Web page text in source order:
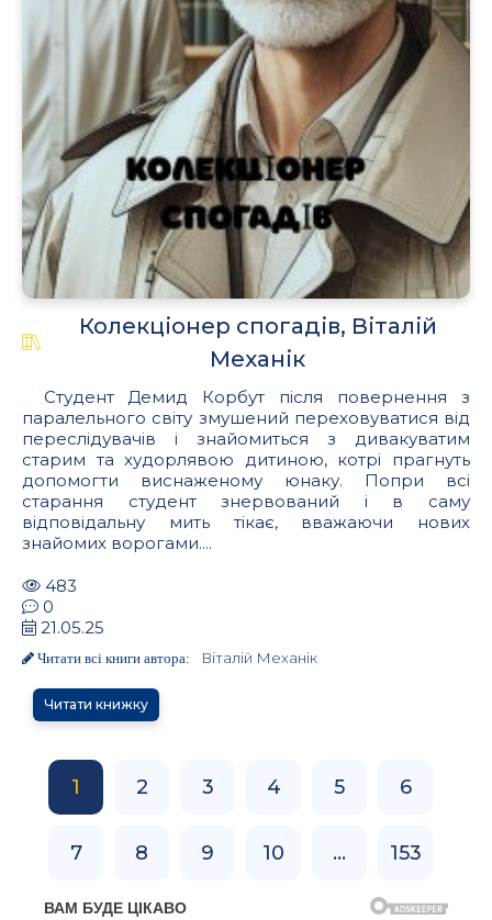
Колекціонер спогадів, Віталій
Механік
Студент Демид Корбут після повернення з
паралельного світу змушений переховуватися від
переслідувачів і знайомиться з дивакуватим
старим та худорлявою дитиною, котрі прагнуть
допомогти виснаженому юнаку. Попри всі
старання студент знервований і в саму
відповідальну мить тікає, вважаючи нових
знайомих ворогами....
483
0
21.05.25
Читати всі книги автора: Віталій Механік
Читати книжку
1 2 3 4 5 6
7 8 9 10 ... 153